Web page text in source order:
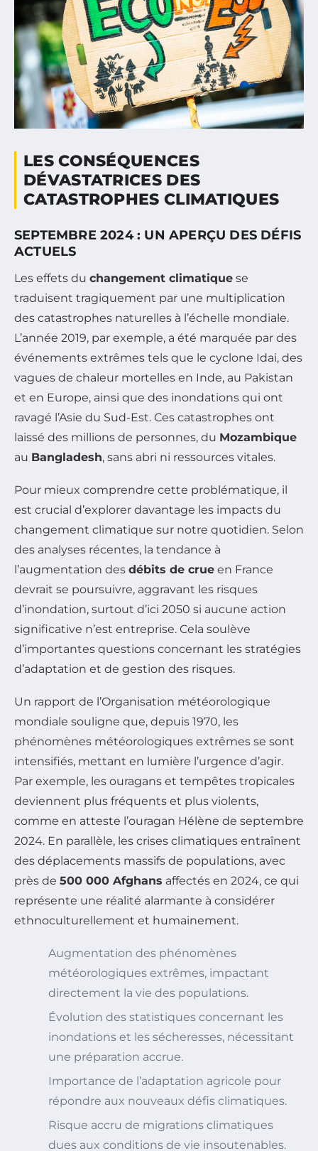
LES CONSÉQUENCES
DÉVASTATRICES DES
CATASTROPHES CLIMATIQUES
SEPTEMBRE 2024 : UN APERÇU DES DÉFIS
ACTUELS
Les effets du changement climatique se
traduisent tragiquement par une multiplication
des catastrophes naturelles à l’échelle mondiale.
L’année 2019, par exemple, a été marquée par des
événements extrêmes tels que le cyclone Idai, des
vagues de chaleur mortelles en Inde, au Pakistan
et en Europe, ainsi que des inondations qui ont
ravagé l’Asie du Sud-Est. Ces catastrophes ont
laissé des millions de personnes, du Mozambique
au Bangladesh, sans abri ni ressources vitales.
Pour mieux comprendre cette problématique, il
est crucial d’explorer davantage les impacts du
changement climatique sur notre quotidien. Selon
des analyses récentes, la tendance à
l’augmentation des débits de crue en France
devrait se poursuivre, aggravant les risques
d’inondation, surtout d’ici 2050 si aucune action
significative n’est entreprise. Cela soulève
d’importantes questions concernant les stratégies
d’adaptation et de gestion des risques.
Un rapport de l’Organisation météorologique
mondiale souligne que, depuis 1970, les
phénomènes météorologiques extrêmes se sont
intensifiés, mettant en lumière l’urgence d’agir.
Par exemple, les ouragans et tempêtes tropicales
deviennent plus fréquents et plus violents,
comme en atteste l’ouragan Hélène de septembre
2024. En parallèle, les crises climatiques entraînent
des déplacements massifs de populations, avec
près de 500 000 Afghans affectés en 2024, ce qui
représente une réalité alarmante à considérer
ethnoculturellement et humainement.
Augmentation des phénomènes
météorologiques extrêmes, impactant
directement la vie des populations.
Évolution des statistiques concernant les
inondations et les sécheresses, nécessitant
une préparation accrue.
Importance de l’adaptation agricole pour
répondre aux nouveaux défis climatiques.
Risque accru de migrations climatiques
dues aux conditions de vie insoutenables.